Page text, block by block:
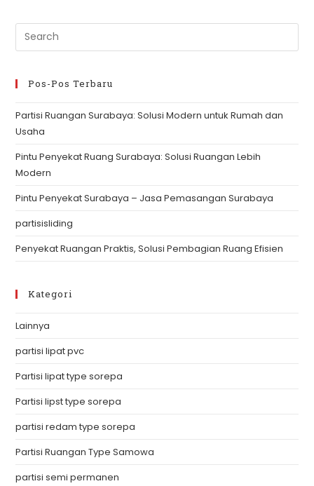
Pos-Pos Terbaru
Partisi Ruangan Surabaya: Solusi Modern untuk Rumah dan
Usaha
Pintu Penyekat Ruang Surabaya: Solusi Ruangan Lebih
Modern
Pintu Penyekat Surabaya – Jasa Pemasangan Surabaya
partisisliding
Penyekat Ruangan Praktis, Solusi Pembagian Ruang Efisien
Kategori
Lainnya
partisi lipat pvc
Partisi lipat type sorepa
Partisi lipst type sorepa
partisi redam type sorepa
Partisi Ruangan Type Samowa
partisi semi permanen